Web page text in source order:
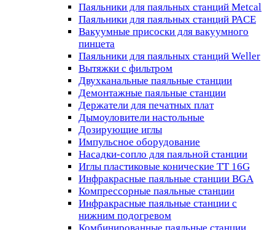
Паяльники для паяльных станций Metcal
Паяльники для паяльных станций PACE
Вакуумные присоски для вакуумного
пинцета
Паяльники для паяльных станций Weller
Вытяжки с фильтром
Двухканальные паяльные станции
Демонтажные паяльные станции
Держатели для печатных плат
Дымоуловители настольные
Дозирующие иглы
Импульсное оборудование
Насадки-сопло для паяльной станции
Иглы пластиковые конические TT 16G
Инфракрасные паяльные станции BGA
Компрессорные паяльные станции
Инфракрасные паяльные станции с
нижним подогревом
Комбинированные паяльные станции